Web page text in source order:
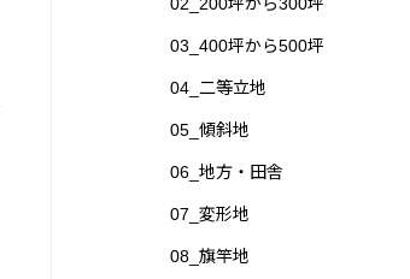
03_400坪から500坪
04_二等立地
05_傾斜地
06_地方・田舎
07_変形地
08_旗竿地